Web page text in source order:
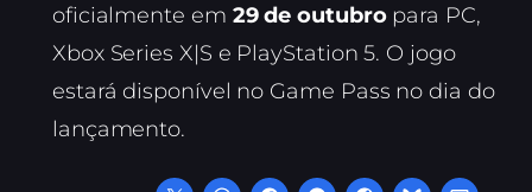
oficialmente em 29 de outubropara PC,
Xbox Series X|S e PlayStation 5. O jogo
estará disponível no Game Pass no dia do
lançamento.